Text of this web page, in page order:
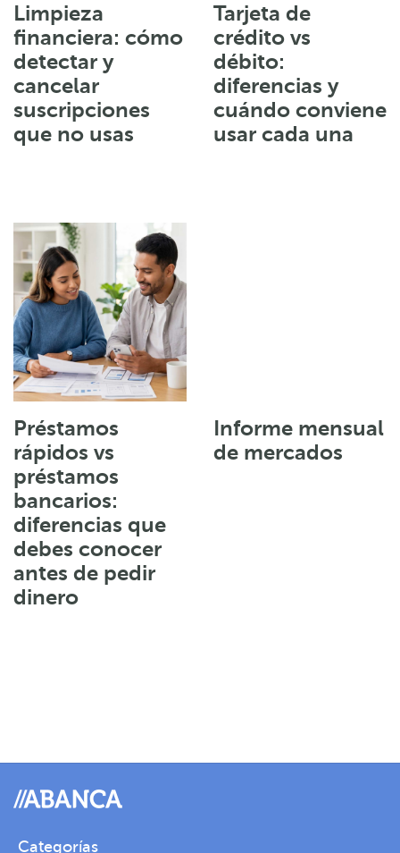
Limpieza
financiera: cómo
detectar y
cancelar
suscripciones
que no usas
Tarjeta de
crédito vs
débito:
diferencias y
cuándo conviene
usar cada una
Préstamos
rápidos vs
préstamos
bancarios:
diferencias que
debes conocer
antes de pedir
dinero
Informe mensual
de mercados
Categorías